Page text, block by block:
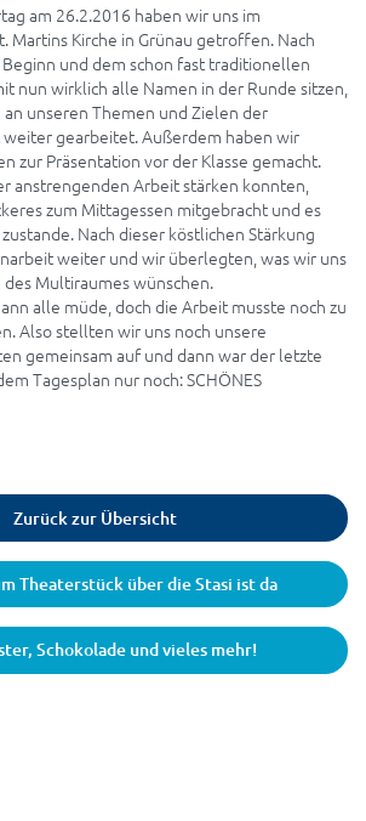
am 26.2.2016 haben wir uns im
Martins Kirche in Grünau getroffen. Nach
und dem schon fast traditionellen
nun wirklich alle Namen in der Runde sitzen,
unseren Themen und Zielen der
gearbeitet. Außerdem haben wir
zur Präsentation vor der Klasse gemacht.
anstrengenden Arbeit stärken konnten,
zum Mittagessen mitgebracht und es
Nach dieser köstlichen Stärkung
weiter und wir überlegten, was wir uns
Multiraumes wünschen.
alle müde, doch die Arbeit musste noch zu
Also stellten wir uns noch unsere
gemeinsam auf und dann war der letzte
Tagesplan nur noch: SCHÖNES
Zurück zur Übersicht
Theaterstück über die Stasi ist da
Schokolade und vieles mehr!